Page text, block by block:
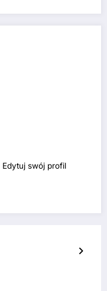
Edytuj swój profil